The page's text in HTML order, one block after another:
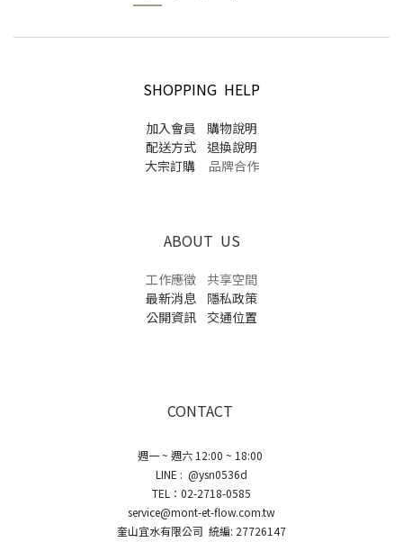
SHOPPING HELP
加入會員
購物說明
配送方式
退換說明
大宗訂購品牌合作
ABOUT US
工作應徵 共享空間
最新消息
隱私政策
公開資訊
交通位置
CONTACT
週一 ~ 週六 12:00 ~ 18:00
LINE : @ysn0536d
TEL：02-2718-0585
service@mont-et-flow.com.tw
奎山宜水有限公司 統編: 27726147